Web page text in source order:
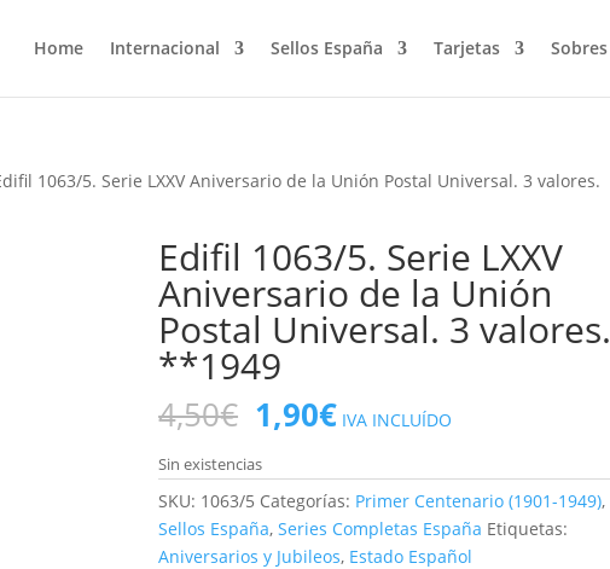
Home Internacional Sellos España Tarjetas Sobres
1063/5. Serie LXXV Aniversario de la Unión Postal Universal. 3 valores.
Edifil 1063/5. Serie LXXV
Aniversario de la Unión
Postal Universal. 3 valores.
**1949
4,50€ El
precio
original
era:
4,50€.
1,90€El
precio
actual
es:
1,90€.
IVA INCLUÍDO
Sin existencias
SKU: 1063/5 Categorías: Primer Centenario (1901-1949),
Sellos España,Series Completas España Etiquetas:
Aniversarios y Jubileos, Estado Español